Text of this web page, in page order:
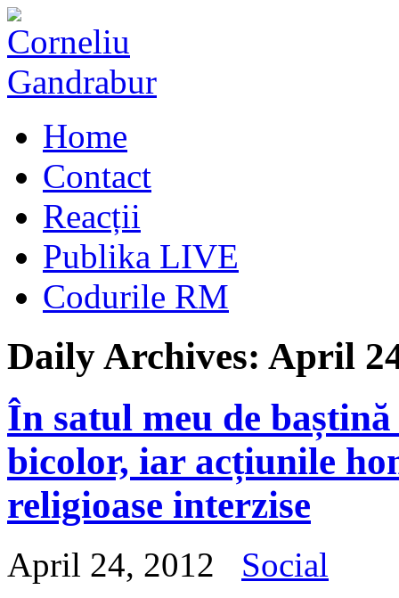
Home
Contact
Reacții
Publika LIVE
Codurile RM
Daily Archives: April
În satul meu de
bicolor, iar acțiunile
religioase interzise
April 24, 2012
Social